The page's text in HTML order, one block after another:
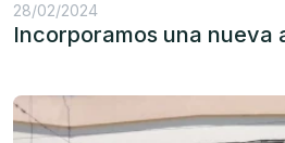
28/02/2024
Incorporamos una nueva